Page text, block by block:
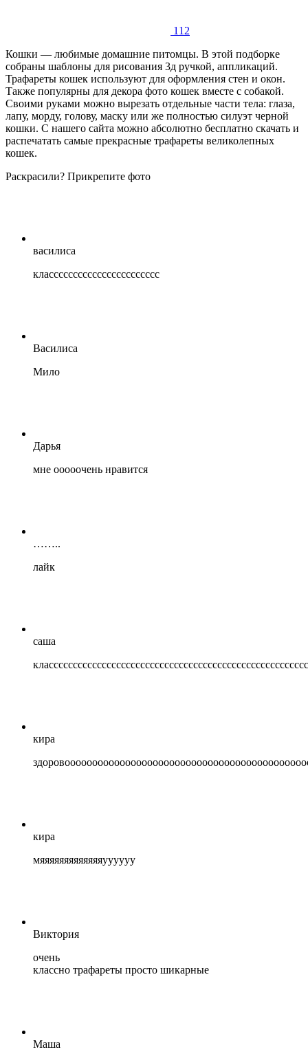
112
Кошки — любимые домашние питомцы. В этой подборке
собраны шаблоны для рисования 3д ручкой, аппликаций.
Трафареты кошек используют для оформления стен и окон.
Также популярны для декора фото кошек вместе с собакой.
Своими руками можно вырезать отдельные части тела: глаза,
лапу, морду, голову, маску или же полностью силуэт черной
кошки. С нашего сайта можно абсолютно бесплатно скачать и
распечатать самые прекрасные трафареты великолепных
кошек.
Раскрасили? Прикрепите фото
василиса
классссссссссссссссссссссс
Василиса
Мило
Дарья
мне ооооочень нравится
……..
лайк
саша
кира
кира
мяяяяяяяяяяяяяуууууу
Виктория
очень
классно трафареты просто шикарные
Маша